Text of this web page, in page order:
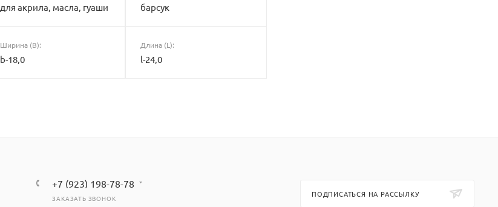
для акрила, масла, гуаши барсук
Ширина (B):
b-18,0
Длина (L):
l-24,0
+7 (923) 198-78-78
ЗАКАЗАТЬ ЗВОНОК ПОДПИСАТЬСЯ НА РАССЫЛКУ